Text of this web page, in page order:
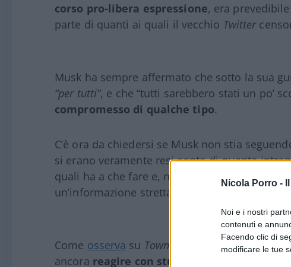
Nicola Porro -
Noi e i nostri
contenuti e
Facendo clic di
modificare le tue
corso pro-libera espressione, era
parte di quanti ai quali il vecchio Twitter
Musk ha sempre affermato che sotto la sua
“per tutti”, e che “tutti sarebbero stati un po’
compromesso di qualche tipo.
C’è ora da chiedersi se Musk non stia
si erano veramente resi conto di quanto
quali ha a che fare e, nello specifico, quanto
un’informazione strettamente controllata.
Come osserva su Townhall l’ex-Dipartimento
ancora reagire con stupore